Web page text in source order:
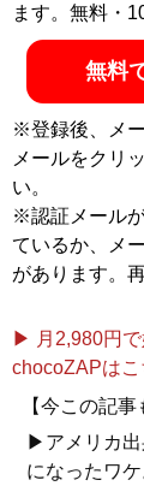
ます。無料・
無料
※登録後、メ
メールをクリ
い。
※認証メール
ているか、メ
があります。
▶ 月2,980円
chocoZAPはこ
【今この記
▶アメリカ出
になったワ